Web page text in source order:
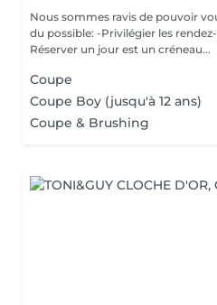
Nous sommes ravis de pouvoir vous accueillir
du possible: -Privilégier les
Réserver un jour est un créneau...
Coupe
Coupe Boy (jusqu'à 12 ans)
Coupe & Brushing